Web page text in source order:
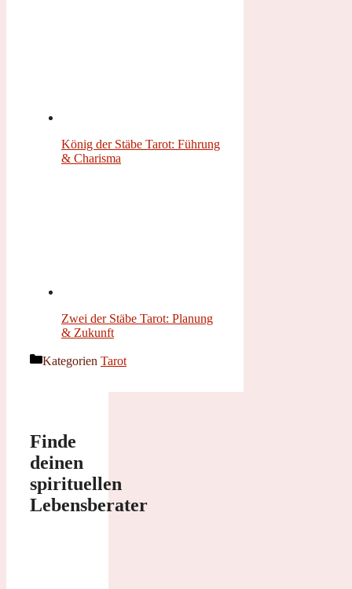
König der Stäbe Tarot: Führung
& Charisma
Zwei der Stäbe Tarot: Planung
& Zukunft
Kategorien Tarot
Finde
deinen
spirituellen
Lebensberater